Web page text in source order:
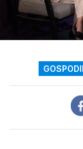
zvuk
Loaded: